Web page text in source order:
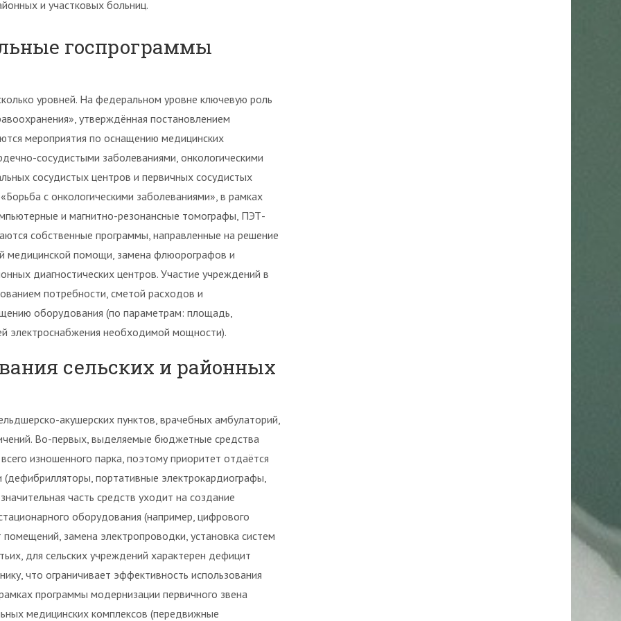
и участковых больниц.
госпрограммы
уровней. На федеральном уровне ключевую роль
утверждённая постановлением
мероприятия по оснащению медицинских
сосудистыми заболеваниями, онкологическими
сосудистых центров и первичных сосудистых
с онкологическими заболеваниями», в рамках
и магнитно-резонансные томографы, ПЭТ-
собственные программы, направленные на решение
медицинской помощи, замена флюорографов и
диагностических центров. Участие учреждений в
потребности, сметой расходов и
оборудования (по параметрам: площадь,
электроснабжения необходимой мощности).
сельских и районных
акушерских пунктов, врачебных амбулаторий,
Во-первых, выделяемые бюджетные средства
изношенного парка, поэтому приоритет отдаётся
портативные электрокардиографы,
часть средств уходит на создание
оборудования (например, цифрового
замена электропроводки, установка систем
для сельских учреждений характерен дефицит
что ограничивает эффективность использования
программы модернизации первичного звена
медицинских комплексов (передвижные